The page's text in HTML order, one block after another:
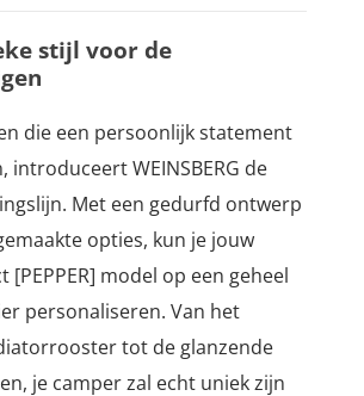
stijl voor de
die een persoonlijk statement
introduceert WEINSBERG de
Met een gedurfd ontwerp
opties, kun je jouw
[PEPPER] model op een geheel
personaliseren. Van het
tot de glanzende
je camper zal echt uniek zijn